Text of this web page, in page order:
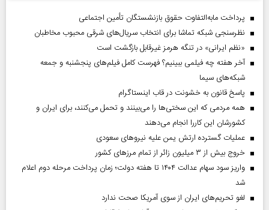
پرداخت مابه‌التفاوت حقوق بازنشستگان تأمین اجتماعی
نظرسنجی شبکه تماشا برای انتخاب سریال‌های شرقی محبوب مخاطبان
«نظم ایرانی» در تنگه هرمز غیرقابل بازگشت است
آخر هفته چه فیلمی ببینیم؟ فهرست کامل فیلم‌های پنجشنبه و جمعه
شبکه‌های سیما
پاسخ قانون به خشونت در قاب اینستاگرام
همه مردمی که این سختی‌ها را می‌بینند و تحمل می‌کنند، برای ایران و
کشورشان این کاررا انجام می‌دهند
عملیات گسترده ارتش یمن علیه نیروهای سعودی
خروج بیش از ۳ میلیون زائر از تمام مرز‌های کشور
واریز سود سهام عدالت ۱۴۰۴ تا هفته دولت؛ زمان پرداخت مرحله دوم اعلام
شد
لغو تحریم‌های ایران از سوی آمریکا صحت ندارد